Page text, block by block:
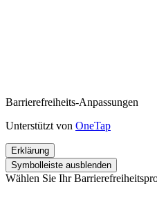
Barrierefreiheits-Anpassungen
Unterstützt von OneTap
Erklärung
Symbolleiste ausblenden
Wählen Sie Ihr